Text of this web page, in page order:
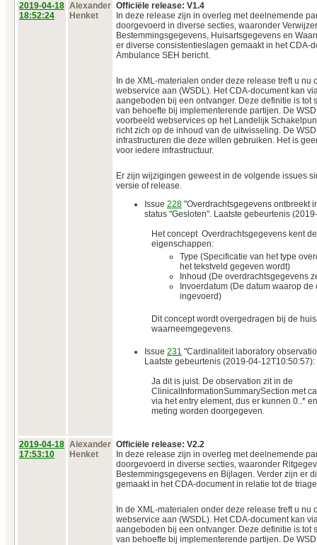
2019‑04‑18
18:52:24
Alexander
Henket
Officiële release: V1.4
In deze release zijn in overleg met deelnemende
doorgevoerd in diverse secties, waaronder
Bestemmingsgegevens, Huisartsgegevens en
er diverse consistentieslagen gemaakt in het CDA-
Ambulance SEH bericht.
In de XML-materialen onder deze release treft u nu
webservice aan (WSDL). Het CDA-document kan
aangeboden bij een ontvanger. Deze definitie is tot
van behoefte bij implementerende partijen. De
voorbeeld webservices op het Landelijk
richt zich op de inhoud van de uitwisseling. De
infrastructuren die deze willen gebruiken. Het is
voor iedere infrastructuur.
Er zijn wijzigingen geweest in de volgende issues
versie of release.
Issue 228 "Overdrachtsgegevens ontbreekt
status "Gesloten". Laatste gebeurtenis
Het concept Overdrachtsgegevens kent
eigenschappen:
Type (Specificatie van het type
het tekstveld gegeven wordt)
Inhoud (De overdrachtsgegevens
Invoerdatum (De datum waarop
ingevoerd)
Dit concept wordt overgedragen bij de
waarneemgegevens.
Issue 231 "Cardinaliteit laboratory
Laatste gebeurtenis (2019-04-12T10:50:57):
Ja dit is juist. De observation zit in de
ClinicalInformationSummarySection met
via het entry element, dus er kunnen 0..*
meting worden doorgegeven.
2019‑04‑18
17:53:10
Alexander
Henket
Officiële release: V2.2
In deze release zijn in overleg met deelnemende
doorgevoerd in diverse secties, waaronder
Bestemmingsgegevens en Bijlagen. Verder zijn er
gemaakt in het CDA-document in relatie tot de
In de XML-materialen onder deze release treft u nu
webservice aan (WSDL). Het CDA-document kan
aangeboden bij een ontvanger. Deze definitie is tot
van behoefte bij implementerende partijen. De